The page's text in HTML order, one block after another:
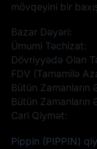
mövqeyini bir
Bazar Dəyəri:
Ümumi Təchizat:
Dövriyyədə Olan
FDV (Tamamilə
Bütün Zamanların
Bütün Zamanların
Cari Qiymət:
Pippin (PIPPIN)